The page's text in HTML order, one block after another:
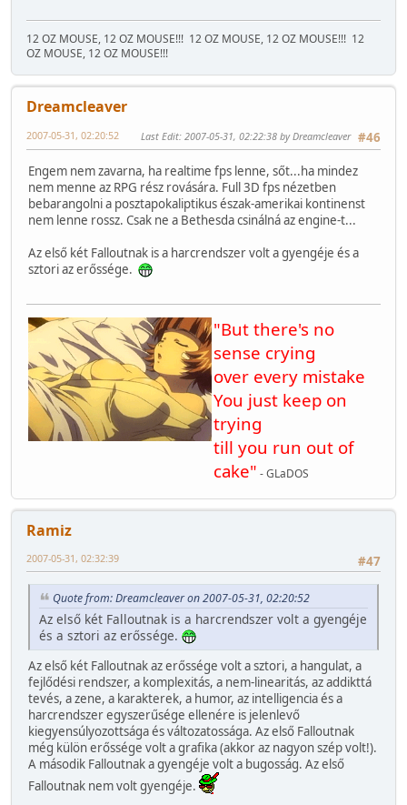
12 OZ MOUSE, 12 OZ MOUSE!!! 12 OZ MOUSE, 12 OZ MOUSE!!! 12
OZ MOUSE, 12 OZ MOUSE!!!
Dreamcleaver
#46
2007-05-31, 02:20:52 Last Edit: 2007-05-31, 02:22:38 by Dreamcleaver
Engem nem zavarna, ha realtime fps lenne, sőt...ha mindez
nem menne az RPG rész rovására. Full 3D fps nézetben
bebarangolni a posztapokaliptikus észak-amerikai kontinenst
nem lenne rossz. Csak ne a Bethesda csinálná az engine-t...
Az első két Falloutnak is a harcrendszer volt a gyengéje és a
sztori az erőssége.
"But there's no
sense crying
over every mistake
You just keep on
trying
till you run out of
cake" - GLaDOS
Ramiz
#47
2007-05-31, 02:32:39
Quote from: Dreamcleaver on 2007-05-31, 02:20:52
Az első két Falloutnak is a harcrendszer volt a gyengéje
és a sztori az erőssége.
Az első két Falloutnak az erőssége volt a sztori, a hangulat, a
fejlődési rendszer, a komplexitás, a nem-linearitás, az addikttá
tevés, a zene, a karakterek, a humor, az intelligencia és a
harcrendszer egyszerűsége ellenére is jelenlevő
kiegyensúlyozottsága és változatossága. Az első Falloutnak
még külön erőssége volt a grafika (akkor az nagyon szép volt!).
A második Falloutnak a gyengéje volt a bugosság. Az első
Falloutnak nem volt gyengéje.